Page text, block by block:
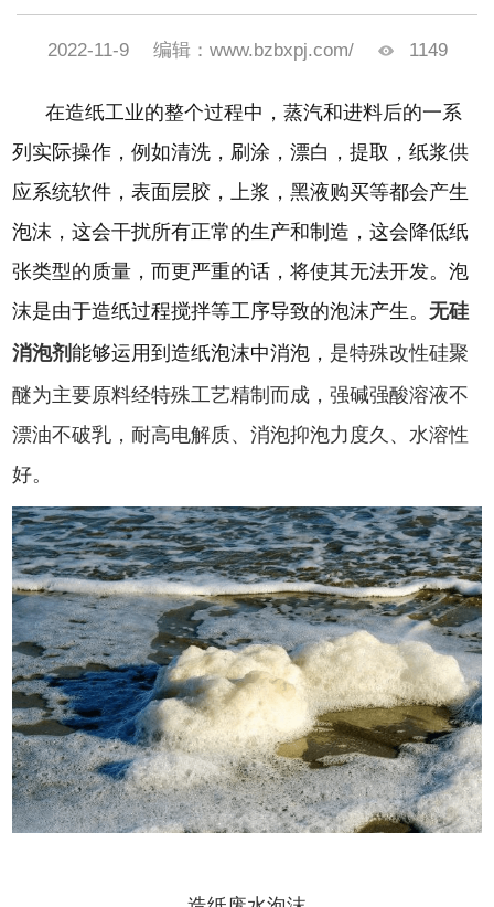
2022-11-9 编辑：www.bzbxpj.com/ 1149
在造纸工业的整个过程中，蒸汽和进料后的一系
列实际操作，例如清洗，刷涂，漂白，提取，纸浆供
应系统软件，表面层胶，上浆，黑液购买等都会产生
泡沫，这会干扰所有正常的生产和制造，这会降低纸
张类型的质量，而更严重的话，将使其无法开发。泡
沫是由于造纸过程搅拌等工序导致的泡沫产生。 无硅
消泡剂能够运用到造纸泡沫中消泡， 是特殊改性硅聚
醚为主要原料经特殊工艺精制而成，强碱强酸溶液不
漂油不破乳，耐高电解质、消泡抑泡力度久、水溶性
好。